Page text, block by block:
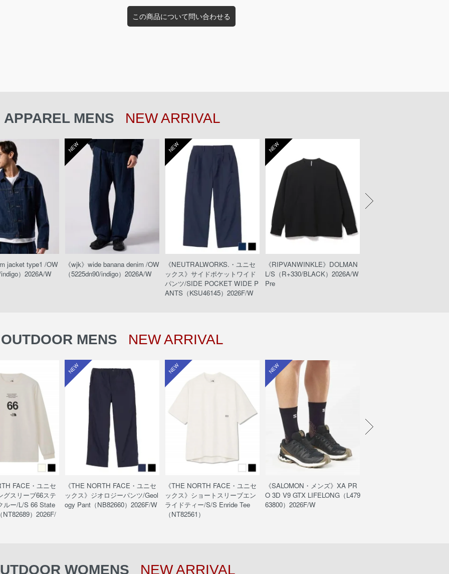
この商品について問い合わせる
APPAREL MENS NEW ARRIVAL
jacket type1 /OW
）2026A/W
NEW
《wjk》wide banana denim /OW
（5225dn90/indigo）2026A/W
NEW
《NEUTRALWORKS.・ユニセ
ックス》サイドポケットワイド
パンツ/SIDE POCKET WIDE P
ANTS（KSU46145）2026F/W
NEW
《RIPVANWINKLE》DOLMAN
L/S（R+330/BLACK）2026A/W
Pre
OUTDOOR MENS NEW ARRIVAL
FACE・ユニセ
グスリーブ66ステ
ルー/L/S 66 State
NT82689）2026F/
NEW
《THE NORTH FACE・ユニセ
ックス》ジオロジーパンツ/Geol
ogy Pant（NB82660）2026F/W
NEW
《THE NORTH FACE・ユニセ
ックス》ショートスリーブエン
ライドティー/S/S Enride Tee
（NT82561）
NEW
《SALOMON・メンズ》XA PR
O 3D V9 GTX LIFELONG（L479
63800）2026F/W
WOMENS NEW ARRIVAL